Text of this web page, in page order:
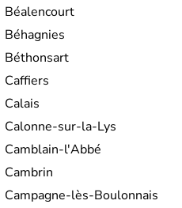
Béalencourt
Béhagnies
Béthonsart
Caffiers
Calais
Calonne-sur-la-Lys
Camblain-l'Abbé
Cambrin
Campagne-lès-Boulonnais